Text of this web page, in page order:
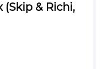
(Skip & Richi,